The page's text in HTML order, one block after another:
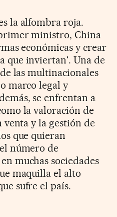
la alfombra roja.
ministro, China
económicas y crear
que inviertan'. Una de
las multinacionales
marco legal y
se enfrentan a
la valoración de
venta y la gestión de
que quieran
número de
muchas sociedades
maquilla el alto
sufre el país.